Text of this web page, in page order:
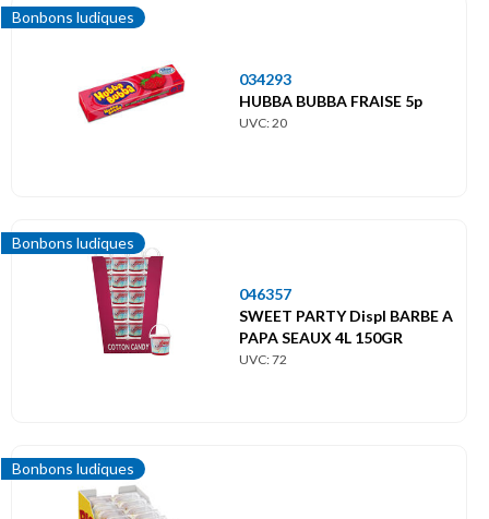
Bonbons ludiques
034293
HUBBA BUBBA FRAISE 5p
UVC: 20
Bonbons ludiques
046357
SWEET PARTY Displ BARBE A
PAPA SEAUX 4L 150GR
UVC: 72
Bonbons ludiques